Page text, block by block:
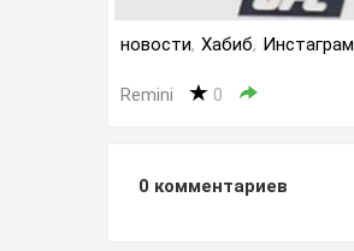
новости, Хабиб, Инстаграм
Remini 0
0 комментариев